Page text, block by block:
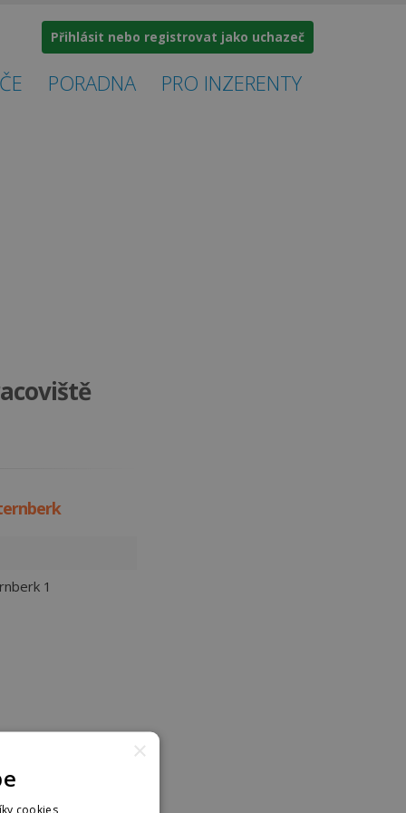
Přihlásit nebo registrovat jako uchazeč
PORADNA PRO INZERENTY
1
×
cookies